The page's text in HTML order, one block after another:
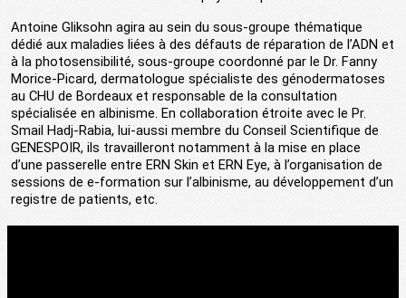
Antoine Gliksohn agira au sein du sous-groupe thématique
dédié aux maladies liées à des défauts de réparation de l’ADN et
à la photosensibilité, sous-groupe coordonné par le Dr. Fanny
Morice-Picard, dermatologue spécialiste des génodermatoses
au CHU de Bordeaux et responsable de la consultation
spécialisée en albinisme. En collaboration étroite avec le Pr.
Smail Hadj-Rabia, lui-aussi membre du Conseil Scientifique de
GENESPOIR, ils travailleront notamment à la mise en place
d’une passerelle entre ERN Skin et ERN Eye, à l’organisation de
sessions de e-formation sur l’albinisme, au développement d’un
registre de patients, etc.